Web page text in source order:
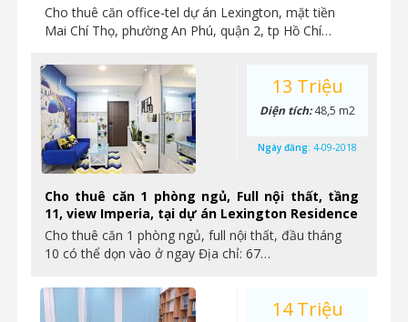
Cho thuê căn office-tel dự án Lexington, mặt tiền
Mai Chí Thọ, phường An Phú, quận 2, tp Hồ Chí…
Cho thuê căn 1 phòng ngủ, Full nội thất, tầng
11, view Imperia, tại dự án Lexington Residence
Cho thuê căn 1 phòng ngủ, full nội thất, đầu tháng
10 có thể dọn vào ở ngay Địa chỉ: 67…
13 Triệu
Diện tích:48,5 m2
Ngày đăng: 4-09-2018
14 Triệu